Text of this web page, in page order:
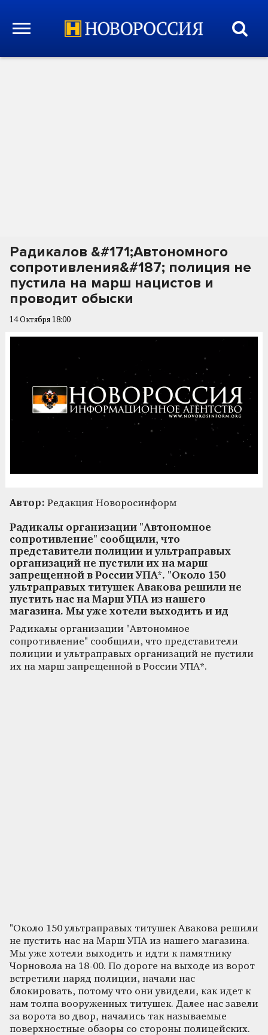
Радикалов &#171;Автономного
сопротивления&#187; полиция не
пустила на марш нацистов и
проводит обыски
14 Октября 18:00
Автор: Редакция Новоросинформ
Радикалы организации "Автономное
сопротивление" сообщили, что
представители полиции и ультраправых
организаций не пустили их на марш
запрещенной в России УПА*. "Около 150
ультраправых титушек Авакова решили не
пустить нас на Марш УПА из нашего
магазина. Мы уже хотели выходить и ид
Радикалы организации "Автономное
сопротивление" сообщили, что представители
полиции и ультраправых организаций не пустили
их на марш запрещенной в России УПА*.
"Около 150 ультраправых титушек Авакова решили
не пустить нас на Марш УПА из нашего магазина.
Мы уже хотели выходить и идти к памятнику
Чорновола на 18-00. По дороге на выходе из ворот
встретили наряд полиции, начали нас
блокировать, потому что они увидели, как идет к
нам толпа вооруженных титушек. Далее нас завели
за ворота во двор, начались так называемые
поверхностные обзоры со стороны полицейских.